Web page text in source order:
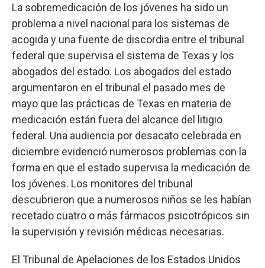
La sobremedicación de los jóvenes ha sido un
problema a nivel nacional para los sistemas de
acogida y una fuente de discordia entre el tribunal
federal que supervisa el sistema de Texas y los
abogados del estado. Los abogados del estado
argumentaron en el tribunal el pasado mes de
mayo que las prácticas de Texas en materia de
medicación están fuera del alcance del litigio
federal. Una audiencia por desacato celebrada en
diciembre evidenció numerosos problemas con la
forma en que el estado supervisa la medicación de
los jóvenes. Los monitores del tribunal
descubrieron que a numerosos niños se les habían
recetado cuatro o más fármacos psicotrópicos sin
la supervisión y revisión médicas necesarias.
El Tribunal de Apelaciones de los Estados Unidos